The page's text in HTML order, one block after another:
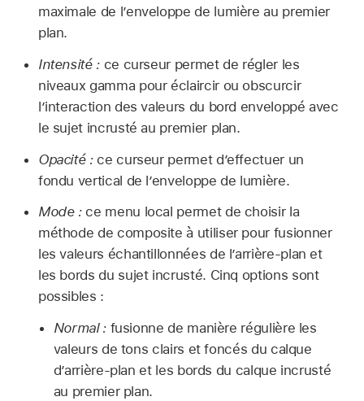
maximale de l’enveloppe de lumière au premier
plan.
Intensité :ce curseur permet de régler les
niveaux gamma pour éclaircir ou obscurcir
l’interaction des valeurs du bord enveloppé avec
le sujet incrusté au premier plan.
Opacité :ce curseur permet d’effectuer un
fondu vertical de l’enveloppe de lumière.
Mode :ce menu local permet de choisir la
méthode de composite à utiliser pour fusionner
les valeurs échantillonnées de l’arrière-plan et
les bords du sujet incrusté. Cinq options sont
possibles :
Normal :fusionne de manière régulière les
valeurs de tons clairs et foncés du calque
d’arrière-plan et les bords du calque incrusté
au premier plan.